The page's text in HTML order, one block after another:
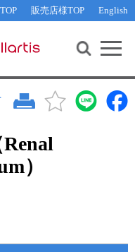
販売店様TOP English
WEB会員登録
）